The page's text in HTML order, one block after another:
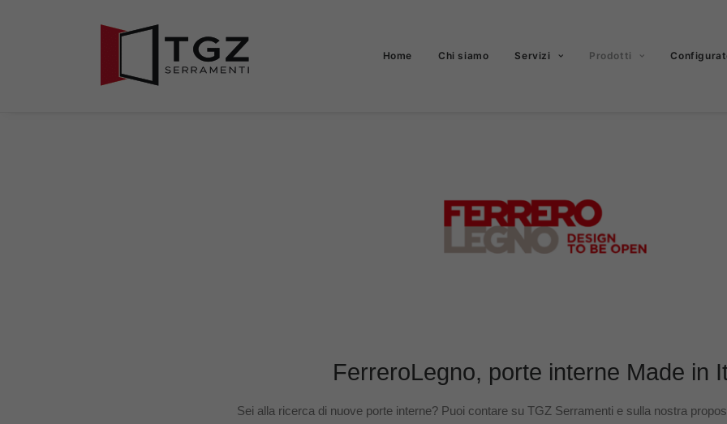
Home Chi siamo Servizi Prodotti
FerreroLegno, porte interne Made in
Sei alla ricerca di nuove porte interne? Puoi contare su TGZ Serramenti e sulla nostra